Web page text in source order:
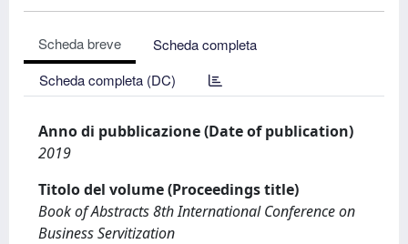
Scheda breve
Scheda completa
Scheda completa (DC)
Anno di pubblicazione (Date of publication)
2019
Titolo del volume (Proceedings title)
Book of Abstracts 8th International Conference on
Business Servitization